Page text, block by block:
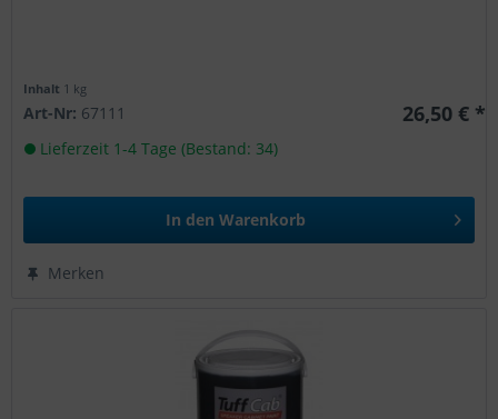
Inhalt 1 kg
Art-Nr: 67111 26,50 € *
Lieferzeit 1-4 Tage (Bestand: 34)
In den Warenkorb
Merken